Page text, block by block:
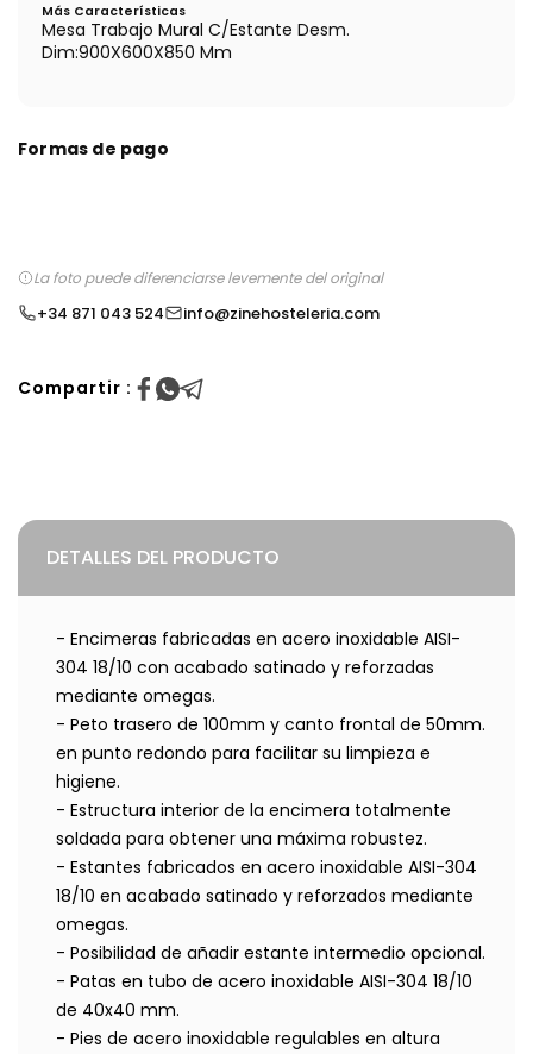
Más Características
Mesa Trabajo Mural C/Estante Desm.
Dim:900X600X850 Mm
Formas de pago
La foto puede diferenciarse levemente del original
+34 871 043 524 info@zinehosteleria.com
Compartir :
DETALLES DEL PRODUCTO
- Encimeras fabricadas en acero inoxidable AISI-
304 18/10 con acabado satinado y reforzadas
mediante omegas.
- Peto trasero de 100mm y canto frontal de 50mm.
en punto redondo para facilitar su limpieza e
higiene.
- Estructura interior de la encimera totalmente
soldada para obtener una máxima robustez.
- Estantes fabricados en acero inoxidable AISI-304
18/10 en acabado satinado y reforzados mediante
omegas.
- Posibilidad de añadir estante intermedio opcional.
- Patas en tubo de acero inoxidable AISI-304 18/10
de 40x40 mm.
- Pies de acero inoxidable regulables en altura